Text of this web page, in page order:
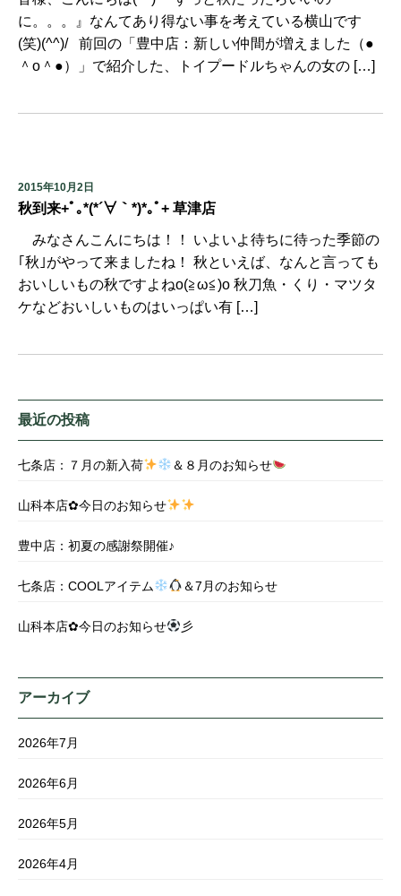
に。。。』なんてあり得ない事を考えている横山です
(笑)(^^)/ 前回の「豊中店：新しい仲間が増えました（●
＾o＾●）」で紹介した、トイプードルちゃんの女の […]
2015年10月2日
秋到来+ﾟ｡*(*´∀｀*)*｡ﾟ+ 草津店
みなさんこんにちは！！ いよいよ待ちに待った季節の
｢秋｣がやって来ましたね！ 秋といえば、なんと言っても
おいしいもの秋ですよねo(≧ω≦)o 秋刀魚・くり・マツタ
ケなどおいしいものはいっぱい有 […]
最近の投稿
七条店：７月の新入荷 ＆８月のお知らせ
山科本店✿今日のお知らせ
豊中店：初夏の感謝祭開催♪
七条店：COOLアイテム ＆7月のお知らせ
山科本店✿今日のお知らせ 彡
アーカイブ
2026年7月
2026年6月
2026年5月
2026年4月